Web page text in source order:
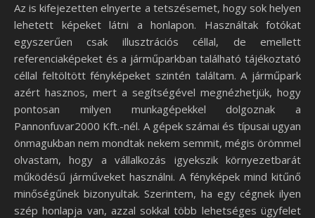
Az is kifejezetten elnyerte a tetszésemet, hogy sok helyen
lehetett képeket látni a honlapon. Használtak fotókat
egyszerűen csak illusztrációs céllal, de emellett
referenciaképeket és a járműparkban található tájékoztató
céllal feltöltött fényképeket szintén találtam. A járműpark
azért hasznos, mert a segítségével megnézhetjük, hogy
pontosan milyen munkagépekkel dolgoznak a
Pannonfuvar2000 Kft.-nél. A gépek számai és típusai ugyan
önmagukban nem mondtak nekem semmit, mégis örömmel
olvastam, hogy a vállalkozás igyekszik környezetbarát
működésű járműveket használni. A fényképek mind kitűnő
minőségűnek bizonyultak. Szerintem, ha egy cégnek ilyen
szép honlapja van, azzal sokkal több lehetséges ügyfelet